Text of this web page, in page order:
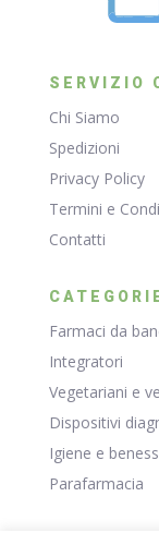
SERVIZIO
Chi Siamo
Spedizioni
Privacy Policy
Termini e
Contatti
Farmaci da
Integratori
Vegetariani e
Dispositivi
Igiene e
Parafarmacia